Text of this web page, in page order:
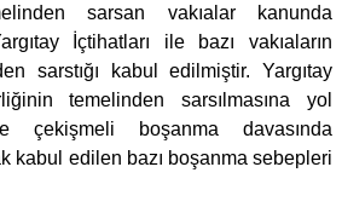
sarsan vakıalar kanunda
İçtihatları ile bazı vakıaların
sarstığı kabul edilmiştir. Yargıtay
temelinden sarsılmasına yol
çekişmeli boşanma davasında
kabul edilen bazı boşanma sebepleri